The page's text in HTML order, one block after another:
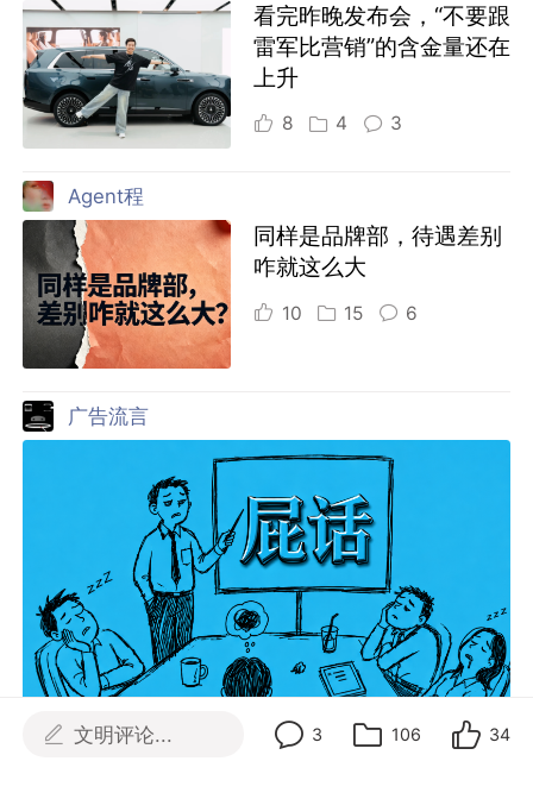
看完昨晚发布会，“不要跟
雷军比营销”的含金量还在
上升
8 4 3
Agent程
同样是品牌部，待遇差别
咋就这么大
10 15 6
广告流言
文明评论... 3 106 34